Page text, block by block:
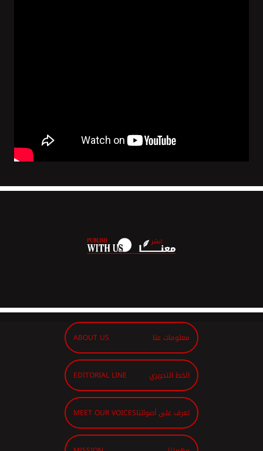
ABOUT US معلومات عنا
EDITORIAL LINE الخط التحريري
MEET OUR VOICESتعرف على أصواتنا